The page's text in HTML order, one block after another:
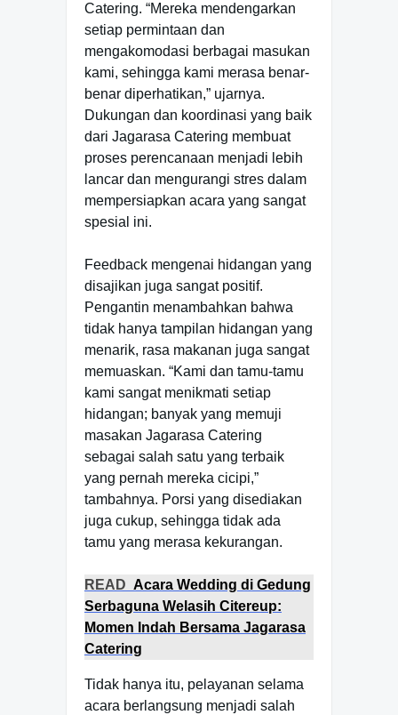
Catering. “Mereka mendengarkan
setiap permintaan dan
mengakomodasi berbagai masukan
kami, sehingga kami merasa benar-
benar diperhatikan,” ujarnya.
Dukungan dan koordinasi yang baik
dari Jagarasa Catering membuat
proses perencanaan menjadi lebih
lancar dan mengurangi stres dalam
mempersiapkan acara yang sangat
spesial ini.
Feedback mengenai hidangan yang
disajikan juga sangat positif.
Pengantin menambahkan bahwa
tidak hanya tampilan hidangan yang
menarik, rasa makanan juga sangat
memuaskan. “Kami dan tamu-tamu
kami sangat menikmati setiap
hidangan; banyak yang memuji
masakan Jagarasa Catering
sebagai salah satu yang terbaik
yang pernah mereka cicipi,”
tambahnya. Porsi yang disediakan
juga cukup, sehingga tidak ada
tamu yang merasa kekurangan.
READ Acara Wedding di Gedung
Serbaguna Welasih Citereup:
Momen Indah Bersama Jagarasa
Catering
Tidak hanya itu, pelayanan selama
acara berlangsung menjadi salah